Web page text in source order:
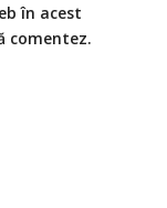
în acest
comentez.